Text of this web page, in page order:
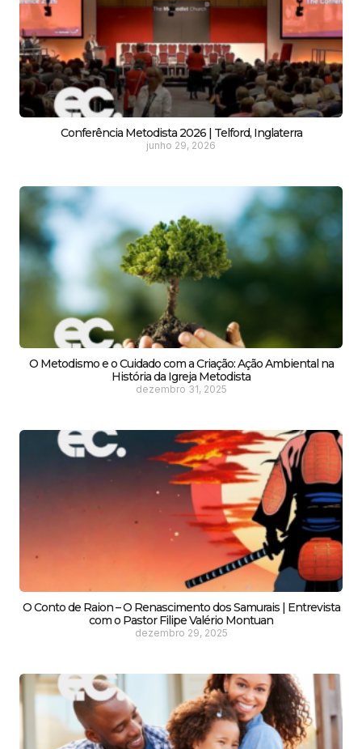
Conferência Metodista 2026 | Telford, Inglaterra
junho 29, 2026
O Metodismo e o Cuidado com a Criação: Ação Ambiental na
História da Igreja Metodista
dezembro 31, 2025
O Conto de Raion – O Renascimento dos Samurais | Entrevista
com o Pastor Filipe Valério Montuan
dezembro 29, 2025